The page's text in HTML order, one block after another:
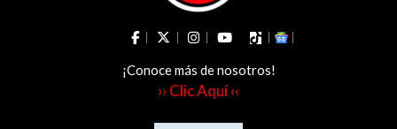
¡Conoce más de nosotros!
›› Clic Aquí ‹‹